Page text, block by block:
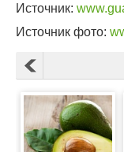
Источник:
Источник фото: